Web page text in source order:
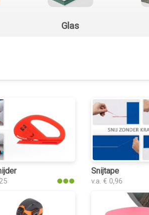
Glas
Snijtape
v.a. € 0,96